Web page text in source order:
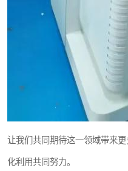
让我们共同期待这一领域带来
化利用共同努力。